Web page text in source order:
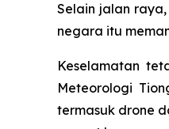
Selain jalan
negara itu
Keselamatan
Meteorologi
termasuk drone